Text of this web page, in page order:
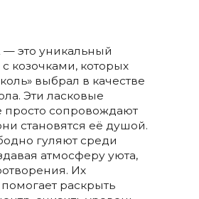
это уникальный
козочками, которых
выбрал в качестве
Эти ласковые
сопровождают
становятся её душой.
гуляют среди
атмосферу уюта,
Их
раскрыть